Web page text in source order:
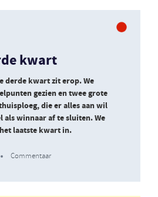
kwart
derde kwart zit erop. We
gezien en twee grote
die er alles aan wil
als winnaar af te sluiten. We
laatste kwart in.
Commentaar